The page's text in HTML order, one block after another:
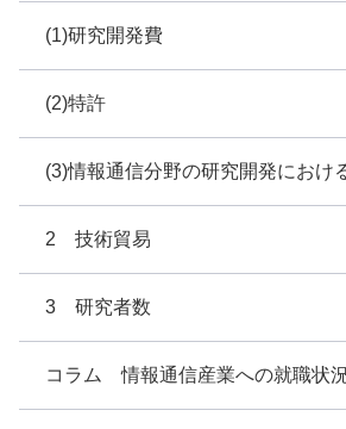
(1)研究開発費
(2)特許
(3)情報通信分野の研究開発におけ
2 技術貿易
3 研究者数
コラム 情報通信産業への就職状